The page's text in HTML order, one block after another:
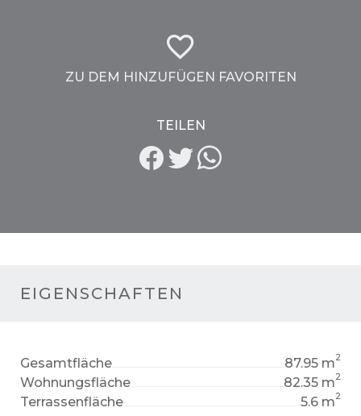
EIGENSCHAFTEN
Gesamtfläche 87.95 m2
Wohnungsfläche 82.35 m2
Terrassenfläche 5.6 m2
ZU DEM HINZUFÜGEN FAVORITEN
TEILEN